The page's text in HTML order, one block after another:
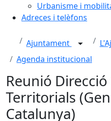
Urbanisme i
Adreces i telèfons
Ajuntament
Agenda institucional
Reunió
Territorials
Catalunya)